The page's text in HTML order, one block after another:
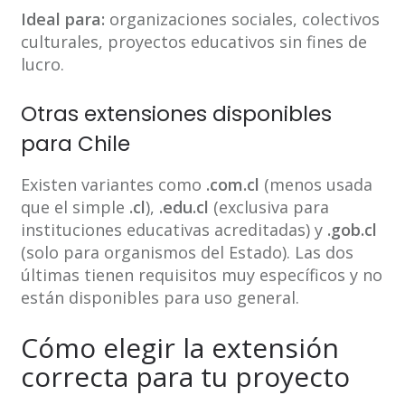
Ideal para: organizaciones sociales, colectivos
culturales, proyectos educativos sin fines de
lucro.
Otras extensiones disponibles
para Chile
Existen variantes como .com.cl (menos usada
que el simple .cl), .edu.cl (exclusiva para
instituciones educativas acreditadas) y .gob.cl
(solo para organismos del Estado). Las dos
últimas tienen requisitos muy específicos y no
están disponibles para uso general.
Cómo elegir la extensión
correcta para tu proyecto